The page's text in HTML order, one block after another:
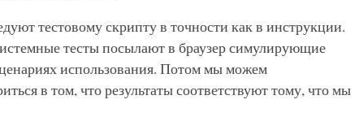
тестовому скрипту в точности как в инструкции.
тесты посылают в браузер симулирующие
использования. Потом мы можем
в том, что результаты соответствуют тому, что мы